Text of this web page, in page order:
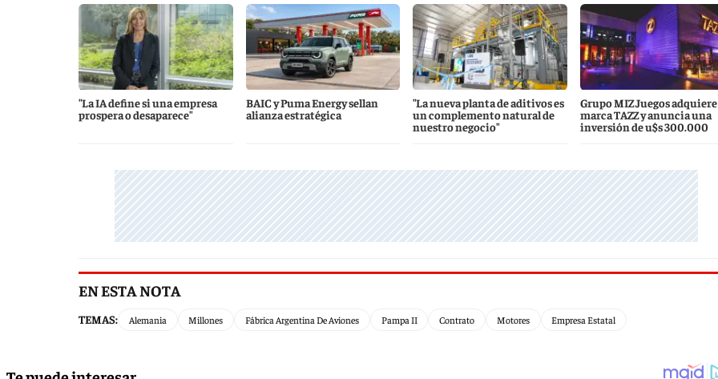
"La IA define si una empresa
prospera o desaparece"
BAIC y Puma Energy sellan
alianza estratégica
"La nueva planta de aditivos es
un complemento natural de
nuestro negocio"
Grupo MIZ Juegos
marca TAZZ y anuncia una
inversión de u$s 300.000
EN ESTA NOTA
TEMAS: Alemania Millones Fábrica Argentina De Aviones Pampa II Contrato Motores Empresa Estatal